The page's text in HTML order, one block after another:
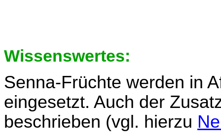
Wissenswertes:
Senna-Früchte werden in
eingesetzt. Auch der
beschrieben (vgl. hierzu